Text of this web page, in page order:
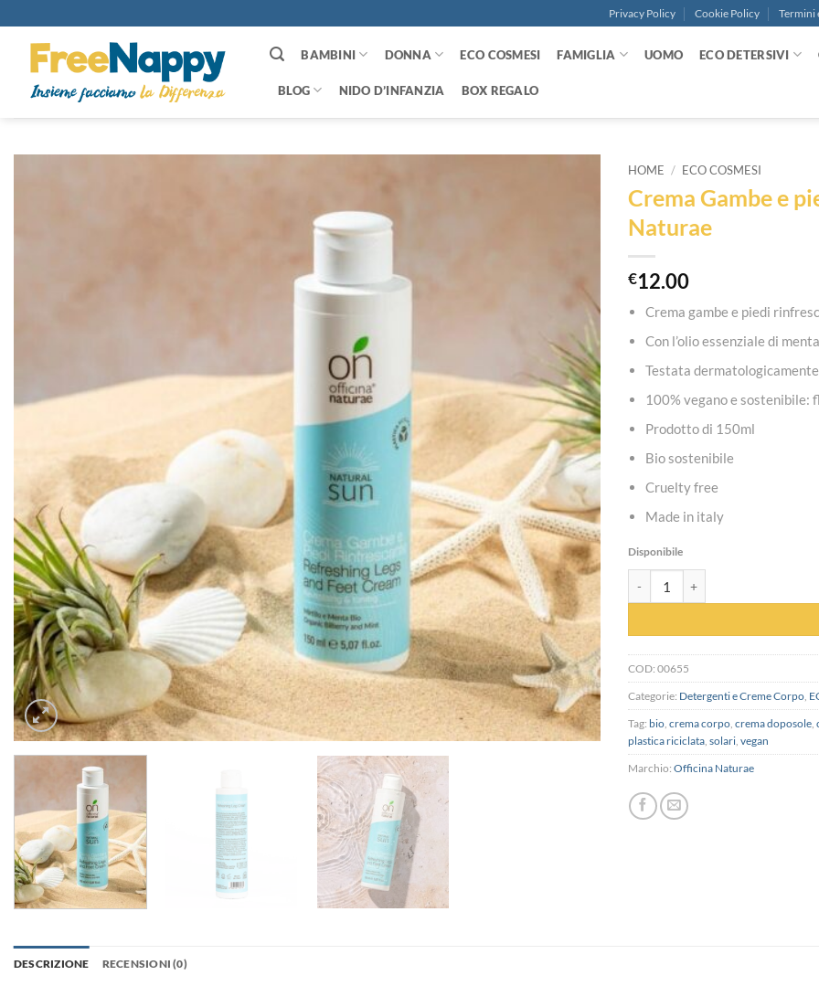
ai
contenuti
Privacy Policy Cookie Policy Termini
BAMBINI DONNA ECO COSMESI FAMIGLIA UOMO ECO DETERSIVI
BLOG NIDO D’INFANZIA BOX REGALO
HOME / ECO COSMESI
Crema Gambe e
Naturae
€12.00
Crema gambe e piedi
Con l’olio essenziale di
Testata
100% vegano e sostenibile:
Prodotto di 150ml
Bio sostenibile
Cruelty free
Made in italy
Disponibile
COD: 00655
Categorie: Detergenti e Creme Corpo
Tag: bio crema corpo crema doposole
plastica riciclata solari vegan
Marchio: Officina Naturae
DESCRIZIONE RECENSIONI (0)